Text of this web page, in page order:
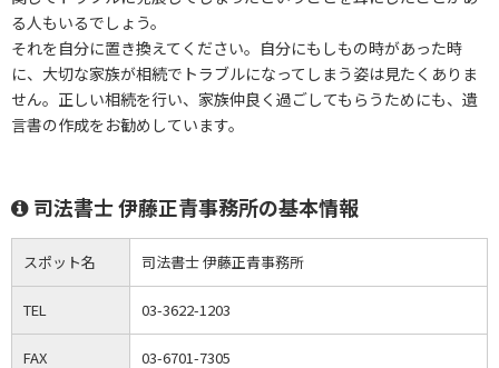
る人もいるでしょう。
それを自分に置き換えてください。自分にもしもの時があった時
に、大切な家族が相続でトラブルになってしまう姿は見たくありま
せん。正しい相続を行い、家族仲良く過ごしてもらうためにも、遺
言書の作成をお勧めしています。
司法書士 伊藤正青事務所の基本情報
スポット名 司法書士 伊藤正青事務所
TEL 03-3622-1203
FAX 03-6701-7305